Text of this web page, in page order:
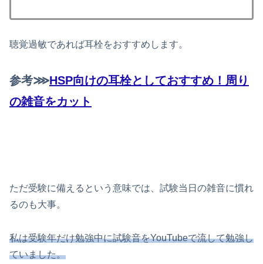
聴覚過敏であれば耳栓をおすすめします。
参考⋙HSP向けの耳栓としておすすめ！周り
の雑音をカット
ただ受験に備えるという意味では、試験当日の雑音に慣れ
るのも大事。
私は受験年だけ勉強中に試験音をYouTubeで流して勉強し
ていました。